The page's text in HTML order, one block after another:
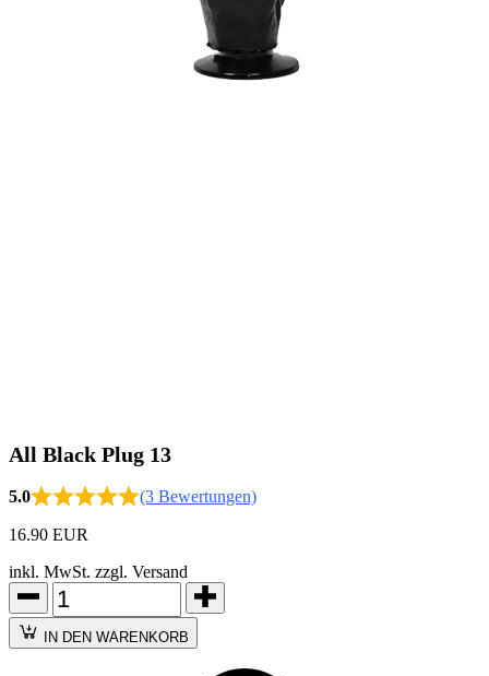
All Black Plug 13
5.0 (3 Bewertungen)
16.90 EUR
inkl. MwSt. zzgl. Versand
IN DEN WARENKORB